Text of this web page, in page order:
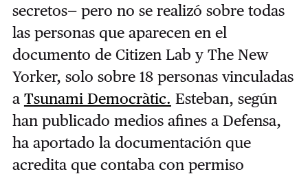
secretos— pero no se realizó sobre todas
las personas que aparecen en el
documento de Citizen Lab y The New
Yorker, solo sobre 18 personas vinculadas
a Tsunami Democràtic. Esteban, según
han publicado medios afines a Defensa,
ha aportado la documentación que
acredita que contaba con permiso